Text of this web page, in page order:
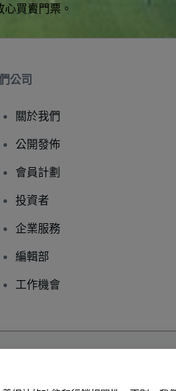
買賣門票。
公司
關於我們
公開發佈
會員計劃
投資者
企業服務
編輯部
工作機會